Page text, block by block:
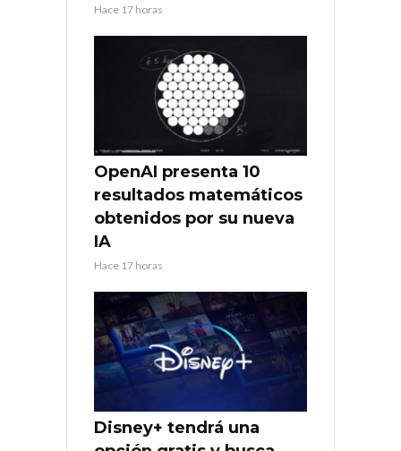
Hace 17 horas
OpenAI presenta 10
resultados matemáticos
obtenidos por su nueva
IA
Hace 17 horas
Disney+ tendrá una